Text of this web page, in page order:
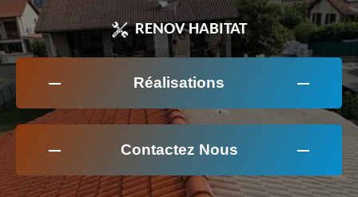
RENOV HABITAT
Réalisations
Contactez Nous